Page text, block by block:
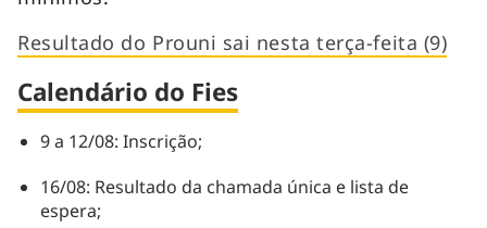
Resultado do Prouni sai nesta terça-feita (9)
Calendário do Fies
9 a 12/08: Inscrição;
16/08: Resultado da chamada única e lista de
espera;